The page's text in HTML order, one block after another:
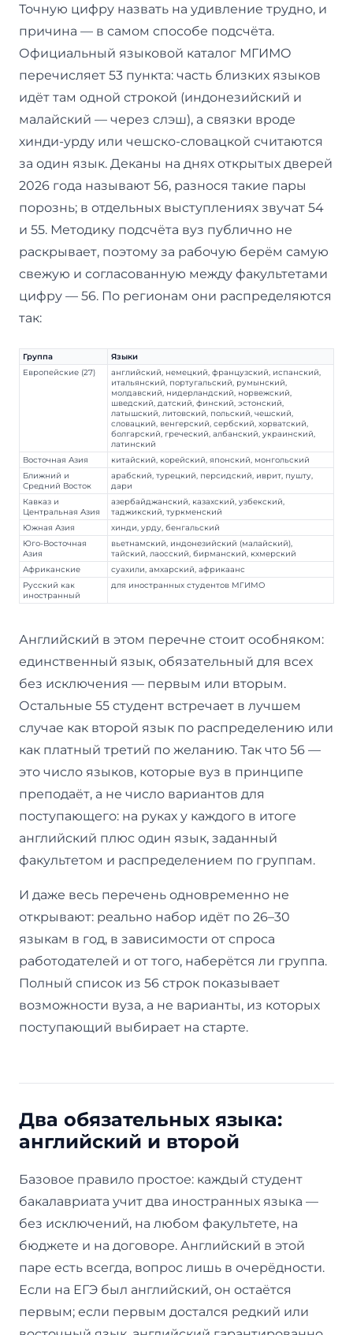
Точную цифру назвать на удивление трудно, и
причина — в самом способе подсчёта.
Официальный языковой каталог МГИМО
перечисляет 53 пункта: часть близких языков
идёт там одной строкой (индонезийский и
малайский — через слэш), а связки вроде
хинди-урду или чешско-словацкой считаются
за один язык. Деканы на днях открытых дверей
2026 года называют 56, разнося такие пары
порознь; в отдельных выступлениях звучат 54
и 55. Методику подсчёта вуз публично не
раскрывает, поэтому за рабочую берём самую
свежую и согласованную между факультетами
цифру — 56. По регионам они распределяются
так:
Группа
Языки
Европейские (27)
английский, немецкий, французский, испанский,
итальянский, португальский, румынский,
молдавский, нидерландский, норвежский,
шведский, датский, финский, эстонский,
латышский, литовский, польский, чешский,
словацкий, венгерский, сербский, хорватский,
болгарский, греческий, албанский, украинский,
латинский
Восточная Азия
китайский, корейский, японский, монгольский
Ближний и
Средний Восток
арабский, турецкий, персидский, иврит, пушту,
дари
Кавказ и
Центральная Азия
азербайджанский, казахский, узбекский,
таджикский, туркменский
Южная Азия
хинди, урду, бенгальский
Юго-Восточная
Азия
вьетнамский, индонезийский (малайский),
тайский, лаосский, бирманский, кхмерский
Африканские
суахили, амхарский, африкаанс
Русский как
иностранный
для иностранных студентов МГИМО
Английский в этом перечне стоит особняком:
единственный язык, обязательный для всех
без исключения — первым или вторым.
Остальные 55 студент встречает в лучшем
случае как второй язык по распределению или
как платный третий по желанию. Так что 56 —
это число языков, которые вуз в принципе
преподаёт, а не число вариантов для
поступающего: на руках у каждого в итоге
английский плюс один язык, заданный
факультетом и распределением по группам.
И даже весь перечень одновременно не
открывают: реально набор идёт по 26–30
языкам в год, в зависимости от спроса
работодателей и от того, наберётся ли группа.
Полный список из 56 строк показывает
возможности вуза, а не варианты, из которых
поступающий выбирает на старте.
Два обязательных языка:
английский и второй
Базовое правило простое: каждый студент
бакалавриата учит два иностранных языка —
без исключений, на любом факультете, на
бюджете и на договоре. Английский в этой
паре есть всегда, вопрос лишь в очерёдности.
Если на ЕГЭ был английский, он остаётся
первым; если первым достался редкий или